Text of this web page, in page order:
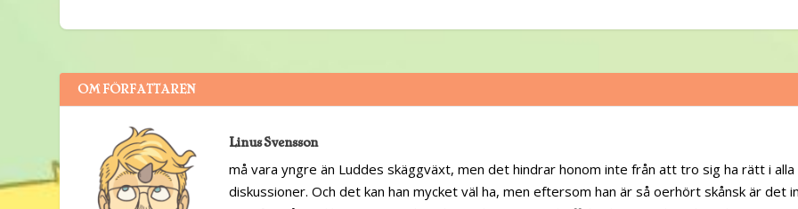
OM FÖRFATTAREN
Linus Svensson
må vara yngre än Luddes skäggväxt, men det hindrar honom inte från att tro sig ha rätt i alla
diskussioner. Och det kan han mycket väl ha, men eftersom han är så oerhört skånsk är det